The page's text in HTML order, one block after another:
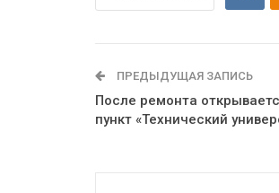
ПРЕДЫДУЩАЯ ЗАПИСЬ
После ремонта
пункт «Технический